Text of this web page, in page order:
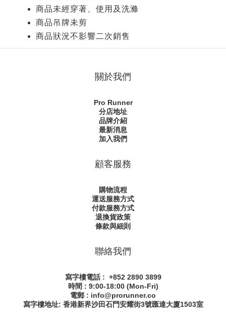
商品未經穿著、使用及洗滌
商品吊牌未剪
商品狀況不影響二次銷售
關於我們
Pro Runner
分店地址
品牌介紹
最新消息
加入我們
顧客服務
購物流程
運送服務方式
付款服務方式
退換貨政策
條款與細則
聯絡我們
寫字樓電話 : +852 2890 3899
時間 : 9:00-18:00 (Mon-Fri)
電郵 : info@prorunner.co
寫字樓地址: 香港新界沙田石門安耀街3號匯達大廈1503室